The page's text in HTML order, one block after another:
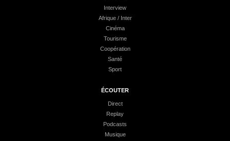
Interview
Afrique / Inter
Cinéma
Tourisme
Coopération
Santé
Sport
ÉCOUTER
Direct
Replay
Podcasts
Musique